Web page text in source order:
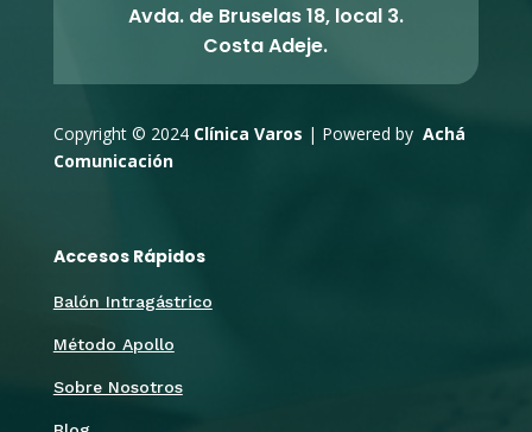
Avda. de Bruselas 18, local 3.
Costa Adeje.
Copyright © 2024 Clínica Varos | Powered by Achá
Comunicación
Accesos Rápidos
Balón Intragástrico
Método Apollo
Sobre Nosotros